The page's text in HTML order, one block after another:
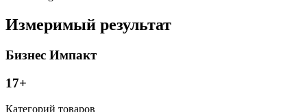
Измеримый результат
Бизнес Импакт
17+
Категорий товаров